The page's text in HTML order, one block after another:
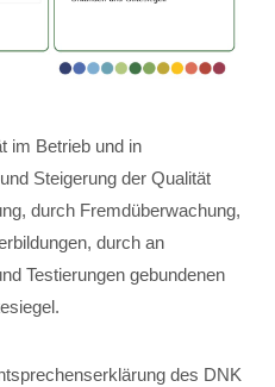
im Betrieb und in
Steigerung der Qualität
durch Fremdüberwachung,
durch an
Testierungen gebundenen
des DNK